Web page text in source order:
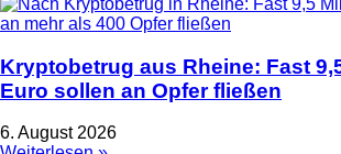
Kryptobetrug aus Rheine: Fast
Euro sollen an Opfer fließen
6. August 2026